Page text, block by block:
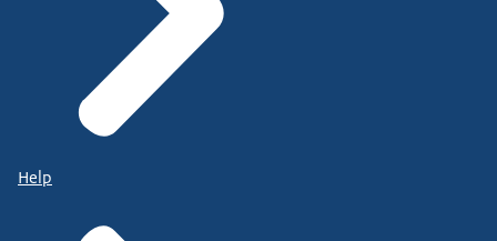
Help